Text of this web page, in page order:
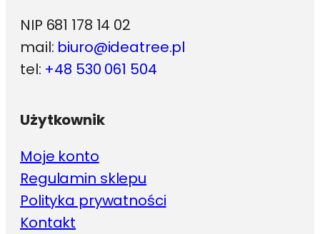
NIP 681 178 14 02
mail: biuro@ideatree.pl
tel: +48 530 061 504
Użytkownik
Moje konto
Regulamin sklepu
Polityka prywatności
Kontakt